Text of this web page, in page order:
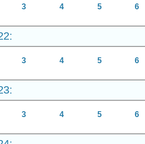
3 4 5 6
3 4 5 6
3 4 5 6